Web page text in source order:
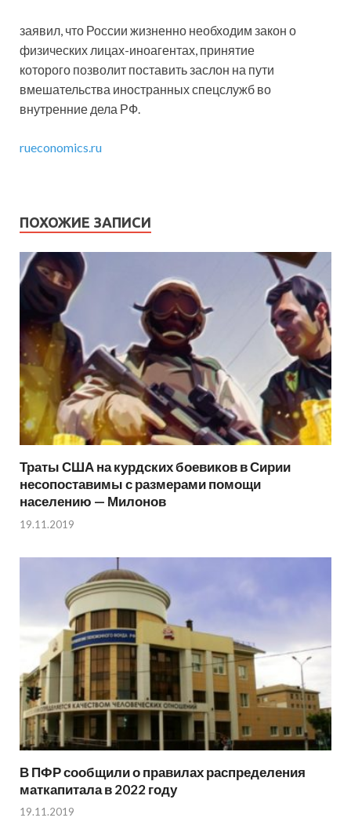
заявил, что России жизненно необходим закон о
физических лицах-иноагентах, принятие
которого позволит поставить заслон на пути
вмешательства иностранных спецслужб во
внутренние дела РФ.
rueconomics.ru
ПОХОЖИЕ ЗАПИСИ
Траты США на курдских боевиков в Сирии
несопоставимы с размерами помощи
населению — Милонов
19.11.2019
В ПФР сообщили о правилах распределения
маткапитала в 2022 году
19.11.2019